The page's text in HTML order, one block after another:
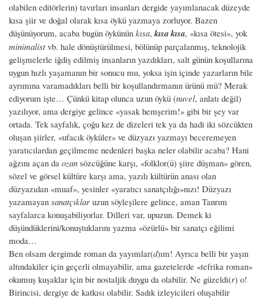
olabilen editörlerin) tavırları insanları dergide yayımlanacak düzeyde
kısa şiir ve doğal olarak kısa öykü yazmaya zorluyor. Bazen
düşünüyorum, acaba bugün öykünün kısa, kısa kısa, «kısa ötesi», yok
minimalistvb. hale dönüştürülmesi, bölünüp parçalanmış, teknolojik
gelişmelerle iğdiş edilmiş insanların yazdıkları, salt günün koşullarına
uygun hızlı yaşamanın bir sonucu mu, yoksa işin içinde yazarların bile
ayrımına varamadıkları belli bir koşullandırmanın ürünü mü? Merak
ediyorum işte… Çünkü kitap olunca uzun öykü (nuvel, anlatı değil)
yazılıyor, ama dergiye gelince «yasak hemşerim!» gibi bir şey var
ortada. Tek sayfalık, çoğu kez de dizeleri tek ya da hadi iki sözcükten
oluşan şiirler, «ufacık öyküler» ve düzyazı yazmayı beceremeyen
yaratıcılardan geçilmeme nedenleri başka neler olabilir acaba? Hani
ağzını açan da ozan sözcüğüne karşı, «folklor(ü) şiire düşman» gören,
sözel ve görsel kültüre karşı ama, yazılı kültürün anası olan
düzyazıdan «muaf», yesinler «yaratıcı sanatçılığı»nızı! Düzyazı
yazamayan sanatçıklar uzun söyleşilere gelince, aman Tanrım
sayfalarca konuşabiliyorlar. Dilleri var, upuzun. Demek ki
düşündüklerini/konuştuklarını yazma «özürlü» bir sanatçı eğilimi
moda…
Ben olsam dergimde roman da yayımlar(d)ım! Ayrıca belli bir yaşın
altındakiler için geçerli olmayabilir, ama gazetelerde «tefrika roman»
okumuş kuşaklar için bir nostaljik duygu da olabilir. Ne güzeldi(r) o!
Birincisi, dergiye de katkısı olabilir. Sadık izleyicileri oluşabilir